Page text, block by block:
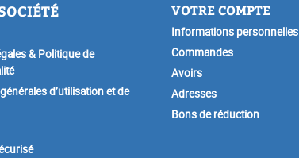
& Politique de
d’utilisation et de
VOTRE COMPTE
Informations personnelles
Commandes
Avoirs
Adresses
Bons de réduction